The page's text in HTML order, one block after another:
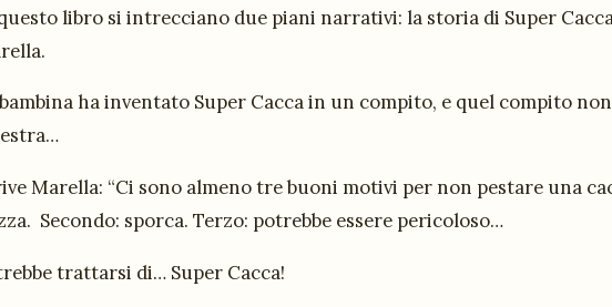
libro si intrecciano due piani narrativi: la storia di Super
ha inventato Super Cacca in un compito, e quel compito
Marella: “Ci sono almeno tre buoni motivi per non pestare una
Secondo: sporca. Terzo: potrebbe essere pericoloso…
trattarsi di… Super Cacca!